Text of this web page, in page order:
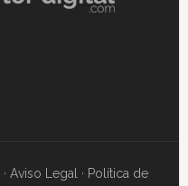
·Aviso Legal · Política de